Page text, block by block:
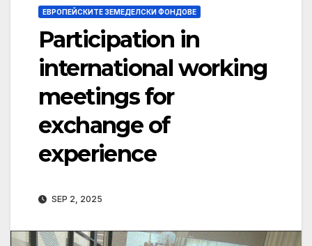
ЕВРОПЕЙСКИТЕ ЗЕМЕДЕЛСКИ ФОНДОВЕ
Participation in
international working
meetings for
exchange of
experience
SEP 2, 2025